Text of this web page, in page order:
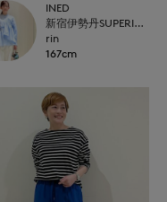
INED
新宿伊勢丹SUPERIOR CLOSET
rin
167cm